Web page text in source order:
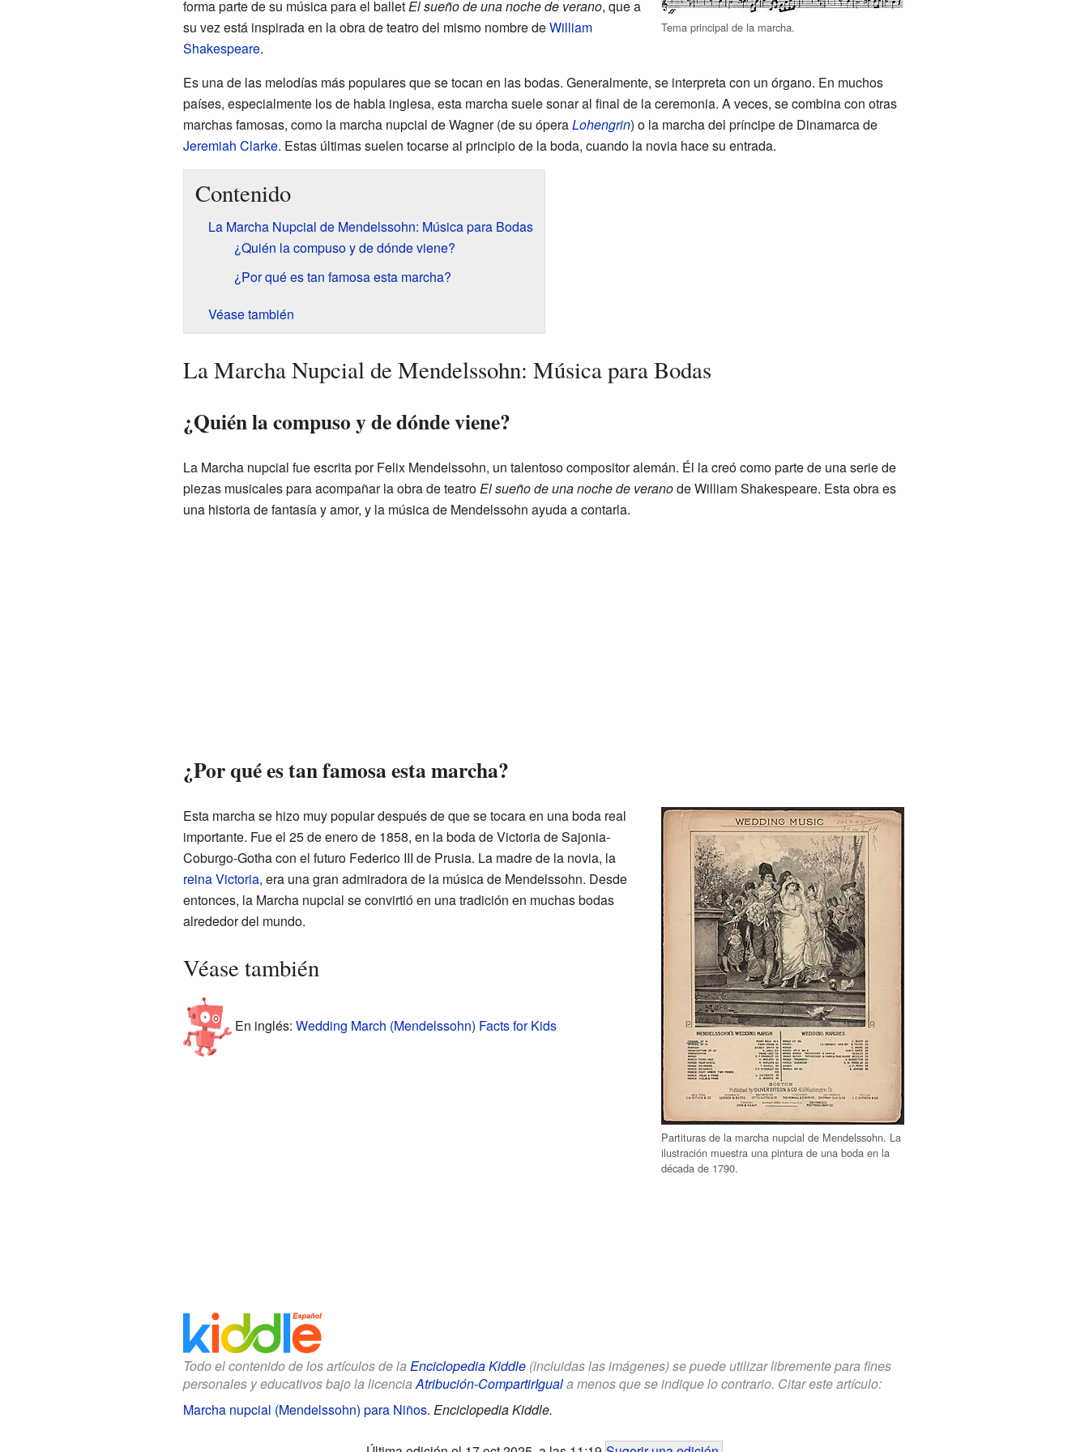
Tema principal de la marcha.
forma parte de su música para el balletEl sueño de una noche de verano, que a
su vez está inspirada en la obra de teatro del mismo nombre deWilliam
Shakespeare.
Es una de las melodías más populares que se tocan en las bodas. Generalmente, se interpreta con un órgano. En muchos
países, especialmente los de habla inglesa, esta marcha suele sonar al final de la ceremonia. A veces, se combina con otras
marchas famosas, como la marcha nupcial de Wagner (de su óperaLohengrin) o la marcha del príncipe de Dinamarca de
Jeremiah Clarke. Estas últimas suelen tocarse al principio de la boda, cuando la novia hace su entrada.
Contenido
La Marcha Nupcial de Mendelssohn: Música para Bodas
¿Quién la compuso y de dónde viene?
¿Por qué es tan famosa esta marcha?
Véase también
La Marcha Nupcial de Mendelssohn: Música para Bodas
¿Quién la compuso y de dónde viene?
La Marcha nupcial fue escrita por Felix Mendelssohn, un talentoso compositor alemán. Él la creó como parte de una serie de
piezas musicales para acompañar la obra de teatroEl sueño de una noche de veranode William Shakespeare. Esta obra es
una historia de fantasía y amor, y la música de Mendelssohn ayuda a contarla.
¿Por qué es tan famosa esta marcha?
Partituras de la marcha nupcial de Mendelssohn. La
ilustración muestra una pintura de una boda en la
década de 1790.
Esta marcha se hizo muy popular después de que se tocara en una boda real
importante. Fue el 25 de enero de 1858, en la boda de Victoria de Sajonia-
Coburgo-Gotha con el futuro Federico III de Prusia. La madre de la novia, la
reina Victoria, era una gran admiradora de la música de Mendelssohn. Desde
entonces, la Marcha nupcial se convirtió en una tradición en muchas bodas
alrededor del mundo.
Véase también
En inglés: Wedding March (Mendelssohn) Facts for Kids
Todo el contenido de los artículos de la Enciclopedia Kiddle(incluidas las imágenes) se puede utilizar libremente para fines
personales y educativos bajo la licenciaAtribución-CompartirIguala menos que se indique lo contrario. Citar este artículo:
Marcha nupcial (Mendelssohn) para Niños. Enciclopedia Kiddle.